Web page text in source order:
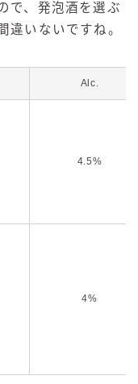
で、発泡酒を選ぶ
違いないですね。
Alc.
4.5%
4%